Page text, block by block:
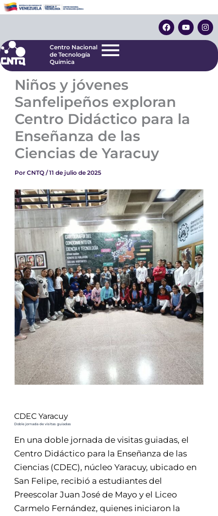
al
F
a
c
o
Y
o
u
e
I
n
s
r
Centro Nacional
de Tecnología
Centro Nacional
de Tecnología
Química
Niños y jóvenes
Sanfelipeños exploran
Centro Didáctico para la
Enseñanza de las
Ciencias de Yaracuy
Por CNTQ /11 de julio de 2025
CDEC Yaracuy
Doble jornada de visitas guiadas
En una doble jornada de visitas guiadas, el
Centro Didáctico para la Enseñanza de las
Ciencias (CDEC), núcleo Yaracuy, ubicado en
San Felipe, recibió a estudiantes del
Preescolar Juan José de Mayo y el Liceo
Carmelo Fernández, quienes iniciaron la